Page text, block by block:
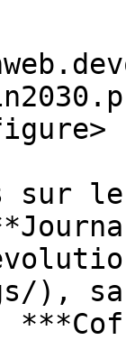
sur
),